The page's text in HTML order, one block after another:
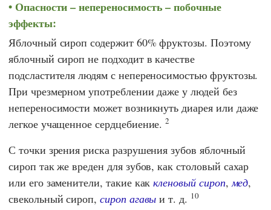
Опасности – непереносимость – побочные
эффекты:
Яблочный сироп содержит 60% фруктозы. Поэтому
яблочный сироп не подходит в качестве
подсластителя людям с непереносимостью фруктозы.
При чрезмерном употреблении даже у людей без
непереносимости может возникнуть диарея или даже
легкое учащенное сердцебиение.2
С точки зрения риска разрушения зубов яблочный
сироп так же вреден для зубов, как столовый сахар
или его заменители, такие каккленовый сироп,мед,
свекольный сироп,сироп агавы и т. д. 10